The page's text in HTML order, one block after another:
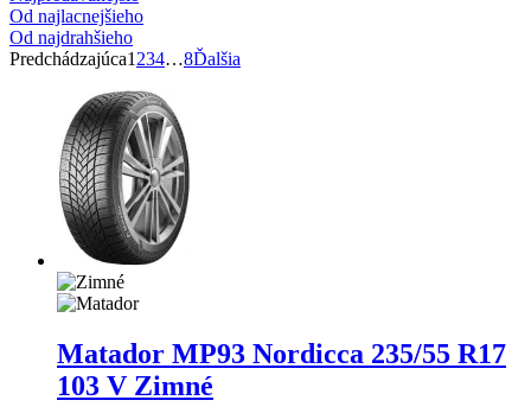
Od najlacnejšieho
Od najdrahšieho
Predchádzajúca1 234…8Ďalšia
Matador MP93 Nordicca 235/55 R17
103 V Zimné